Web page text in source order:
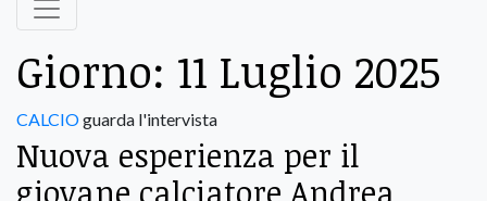
Giorno: 11 Luglio 2025
CALCIOguarda l'intervista
Nuova esperienza per il
giovane calciatore Andrea